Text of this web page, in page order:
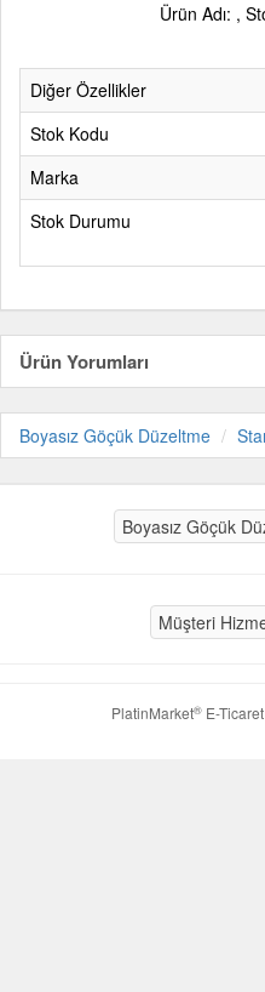
Ürün Adı: ,
Diğer Özellikler
Stok Kodu
Marka
Stok Durumu
Ürün Yorumları
Boyasız Göçük Düzeltme
Boyasız Göçük
Müşteri
PlatinMarket®E-